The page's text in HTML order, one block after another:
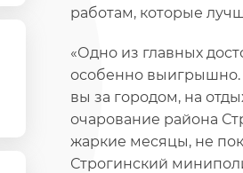
работам, которые
«Одно из главных
особенно выигрышно.
вы за городом, на
очарование района
жаркие месяцы, не
Строгинский